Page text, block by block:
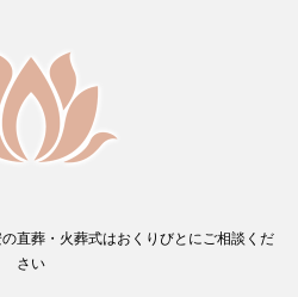
直葬・火葬式はおくりびとにご相談くだ
さい